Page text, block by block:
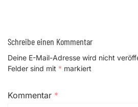
Schreibe einen Kommentar
Deine E-Mail-Adresse wird nicht
Felder sind mit * markiert
Kommentar *